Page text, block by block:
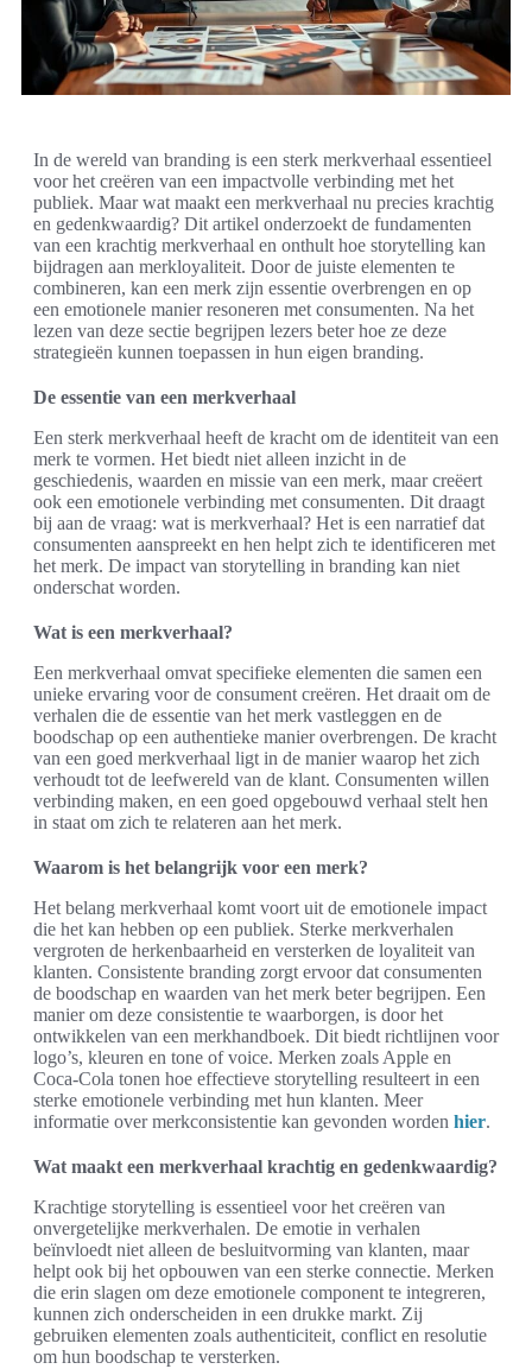
In de wereld van branding is een sterk merkverhaal essentieel
voor het creëren van een impactvolle verbinding met het
publiek. Maar wat maakt een merkverhaal nu precies krachtig
en gedenkwaardig? Dit artikel onderzoekt de fundamenten
van een krachtig merkverhaal en onthult hoe storytelling kan
bijdragen aan merkloyaliteit. Door de juiste elementen te
combineren, kan een merk zijn essentie overbrengen en op
een emotionele manier resoneren met consumenten. Na het
lezen van deze sectie begrijpen lezers beter hoe ze deze
strategieën kunnen toepassen in hun eigen branding.
De essentie van een merkverhaal
Een sterk merkverhaal heeft de kracht om de identiteit van een
merk te vormen. Het biedt niet alleen inzicht in de
geschiedenis, waarden en missie van een merk, maar creëert
ook een emotionele verbinding met consumenten. Dit draagt
bij aan de vraag: wat is merkverhaal? Het is een narratief dat
consumenten aanspreekt en hen helpt zich te identificeren met
het merk. De impact van storytelling in branding kan niet
onderschat worden.
Wat is een merkverhaal?
Een merkverhaal omvat specifieke elementen die samen een
unieke ervaring voor de consument creëren. Het draait om de
verhalen die de essentie van het merk vastleggen en de
boodschap op een authentieke manier overbrengen. De kracht
van een goed merkverhaal ligt in de manier waarop het zich
verhoudt tot de leefwereld van de klant. Consumenten willen
verbinding maken, en een goed opgebouwd verhaal stelt hen
in staat om zich te relateren aan het merk.
Waarom is het belangrijk voor een merk?
Het belang merkverhaal komt voort uit de emotionele impact
die het kan hebben op een publiek. Sterke merkverhalen
vergroten de herkenbaarheid en versterken de loyaliteit van
klanten. Consistente branding zorgt ervoor dat consumenten
de boodschap en waarden van het merk beter begrijpen. Een
manier om deze consistentie te waarborgen, is door het
ontwikkelen van een merkhandboek. Dit biedt richtlijnen voor
logo’s, kleuren en tone of voice. Merken zoals Apple en
Coca-Cola tonen hoe effectieve storytelling resulteert in een
sterke emotionele verbinding met hun klanten. Meer
informatie over merkconsistentie kan gevonden worden hier.
Wat maakt een merkverhaal krachtig en gedenkwaardig?
Krachtige storytelling is essentieel voor het creëren van
onvergetelijke merkverhalen. De emotie in verhalen
beïnvloedt niet alleen de besluitvorming van klanten, maar
helpt ook bij het opbouwen van een sterke connectie. Merken
die erin slagen om deze emotionele component te integreren,
kunnen zich onderscheiden in een drukke markt. Zij
gebruiken elementen zoals authenticiteit, conflict en resolutie
om hun boodschap te versterken.